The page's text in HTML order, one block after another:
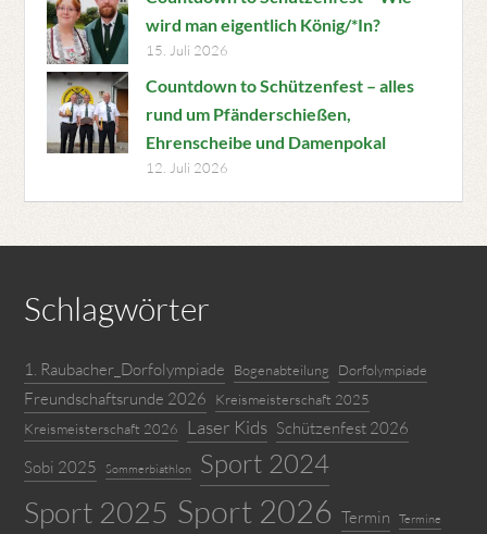
wird man eigentlich König/*In?
15. Juli 2026
Countdown to Schützenfest – alles
rund um Pfänderschießen,
Ehrenscheibe und Damenpokal
12. Juli 2026
Schlagwörter
1. Raubacher_Dorfolympiade Bogenabteilung Dorfolympiade
Freundschaftsrunde 2026
Kreismeisterschaft 2025
Kreismeisterschaft 2026
Laser Kids Schützenfest 2026
Sobi 2025
Sommerbiathlon Sport 2024
Sport 2025 Sport 2026 Termin Termine